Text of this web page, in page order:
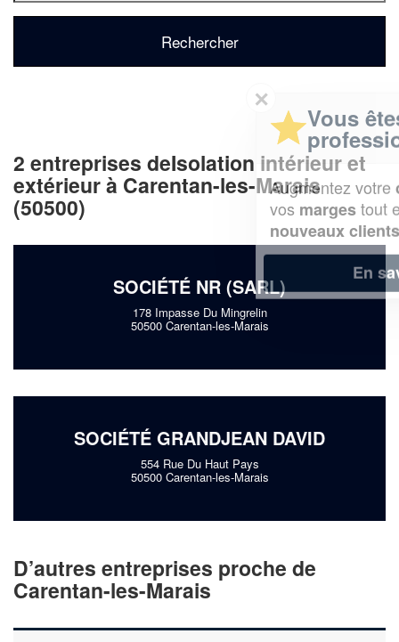
2 entreprises deIsolation intérieur et
extérieur à Carentan-les-Marais
(50500)
SOCIÉTÉ NR (SARL)
178 Impasse Du Mingrelin
50500 Carentan-les-Marais
SOCIÉTÉ GRANDJEAN DAVID
554 Rue Du Haut Pays
50500 Carentan-les-Marais
D’autres entreprises proche de
Carentan-les-Marais
Vous êtes un
professionnel ?
Augmentez votrechiffre d'affaireset
tout en gagnant de